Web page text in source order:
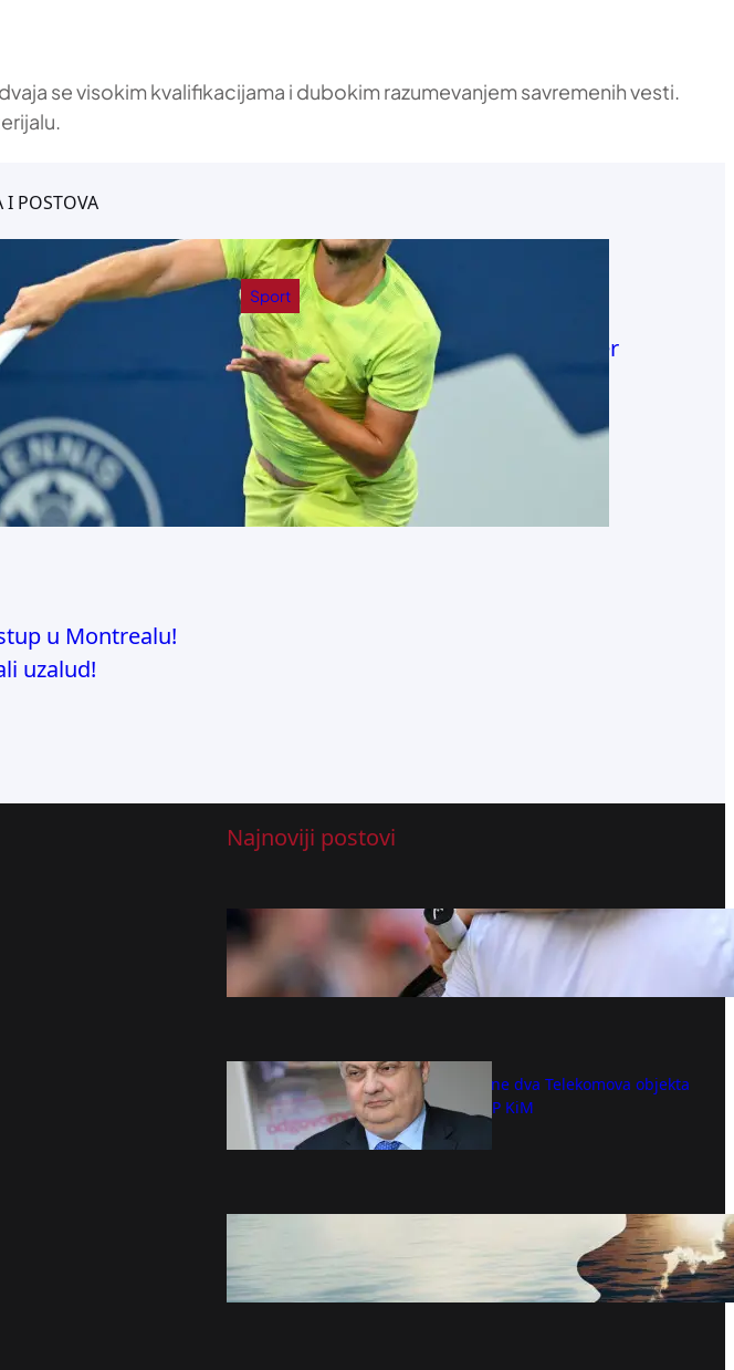
se visokim kvalifikacijama i dubokim razumevanjem savremenih vesti.
I POSTOVA
u Montrealu!
uzalud!
Sport
Nijemac Matijas Jajsle novi menadžer
Njukasla
avgust 6, 2026.Luka Stojanović
Najnoviji postovi
Trener Marina Čilića: Siner je iznad svih,
ali Novak Đoković može da pomrsi
račune – Vesti – Tenis – B92.sport
avgust 6, 2026
Do kraja godine dva Telekomova objekta
u Partešu u AP KiM
avgust 6, 2026
Kao da imaju šesto čulo: Ova četiri znaka
Zodijaka poseduju nepogrešivu intuiciju
avgust 6, 2026